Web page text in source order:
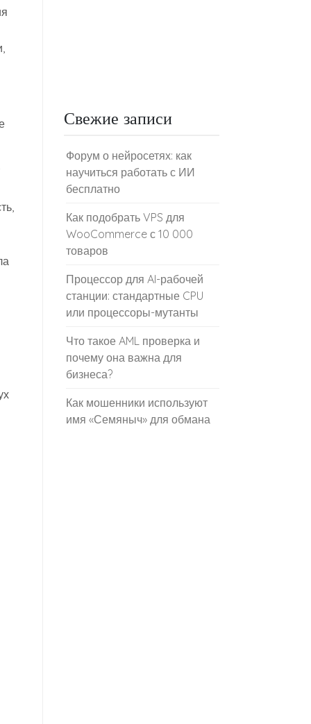
Свежие записи
Форум о нейросетях: как
научиться работать с ИИ
бесплатно
Как подобрать VPS для
WooCommerce с 10 000
товаров
Процессор для AI-рабочей
станции: стандартные CPU
или процессоры-мутанты
Что такое AML проверка и
почему она важна для
бизнеса?
Как мошенники используют
имя «Семяныч» для обмана